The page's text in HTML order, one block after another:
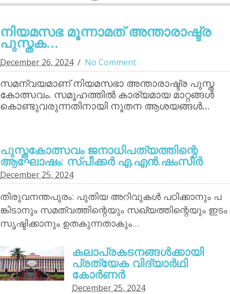
നിയമസഭ മൂന്നാമത് അന്താരാഷ്ട്ര
പുസ്തക...
December 26, 2024 No Comment
സമന്വയമാണ് നിയമസഭാ അന്താരാഷ്ട്ര പുസ്ത
കോത്സവം. സമൂഹത്തില്‍ കാര്യമായ മാറ്റങ്ങള്‍
കൊണ്ടുവരുന്നതിനായി നൂതന ആശയങ്ങള്‍…
പുസ്തകോത്സവം ജനാധിപത്യത്തിന്റെ
ആഘോഷം: സ്പീക്കര്‍ എ.എന്‍.ഷംസീര്‍
December 25, 2024
തിരുവനന്തപുരം: പുതിയ അറിവുകള്‍ പഠിക്കാനും പ
ങ്കിടാനും സമത്വത്തിന്റെയും സഖ്യത്തിന്റെയും ഇടം
സൃഷ്ടിക്കാനും ഉതകുന്നതാകും…
കലാപ്രകടനങ്ങള്‍ക്കായി
പ്രത്യേക വിദ്യാര്‍ഥി
കോര്‍ണര്‍
December 25, 2024